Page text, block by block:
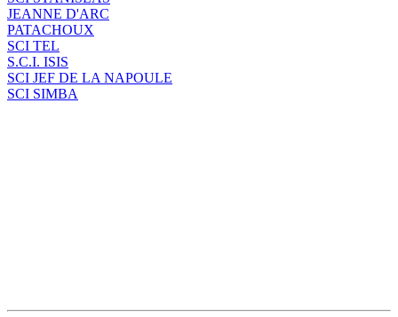
JEANNE D'ARC
PATACHOUX
SCI TEL
S.C.I. ISIS
SCI JEF DE LA NAPOULE
SCI SIMBA